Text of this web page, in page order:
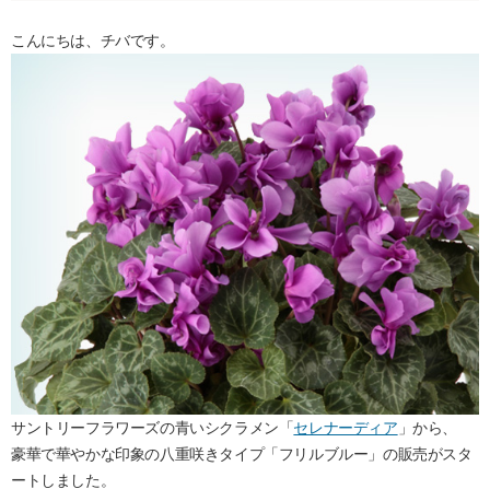
こんにちは、チバです。
サントリーフラワーズの青いシクラメン「セレナーディア 」から、
豪華で華やかな印象の八重咲きタイプ「フリルブルー」の販売がスタ
ートしました。